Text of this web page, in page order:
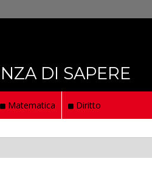
DI SAPERE
Matematica Diritto